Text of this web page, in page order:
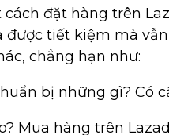
đặt hàng trên
được tiết kiệm mà
chẳng hạn như:
bị những gì? Có
Mua hàng trên